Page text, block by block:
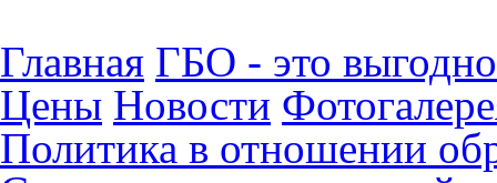
Главная ГБО - это
Цены Новости
Политика в отношении